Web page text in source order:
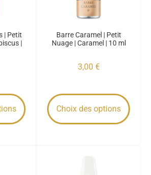
| Petit
|
Barre Caramel | Petit
Nuage | Caramel | 10 ml
3,00 €
Choix des options